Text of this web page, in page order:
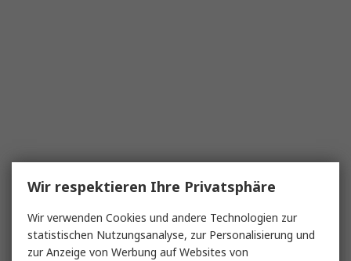
Wir respektieren Ihre Privatsphäre
Wir verwenden Cookies und andere Technologien zur
statistischen Nutzungsanalyse, zur Personalisierung und
zur Anzeige von Werbung auf Websites von